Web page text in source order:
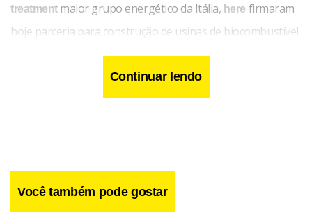
treatmentmaior grupo energético da Itália, here firmaram
hoje parceria para construção de usinas de biocombustível
no Brasil e em países africanos,maladycomo Angola e
Continuar lendo
Você também pode gostar